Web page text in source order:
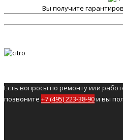
Вы получите
Есть вопросы по ремонту или
позвоните +7 (495) 223-38-90и вы